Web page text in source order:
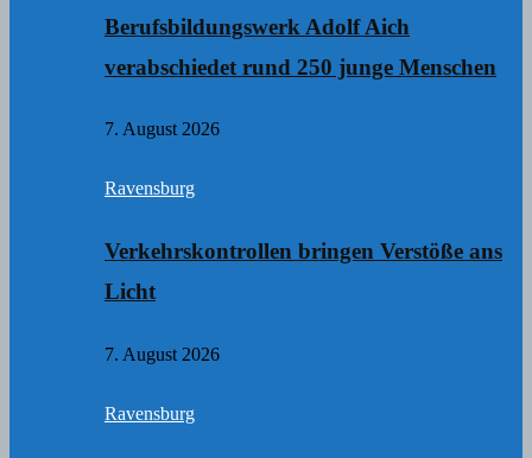
Berufsbildungswerk Adolf Aich
verabschiedet rund 250 junge Menschen
7. August 2026
Ravensburg
Verkehrskontrollen bringen Verstöße ans
Licht
7. August 2026
Ravensburg